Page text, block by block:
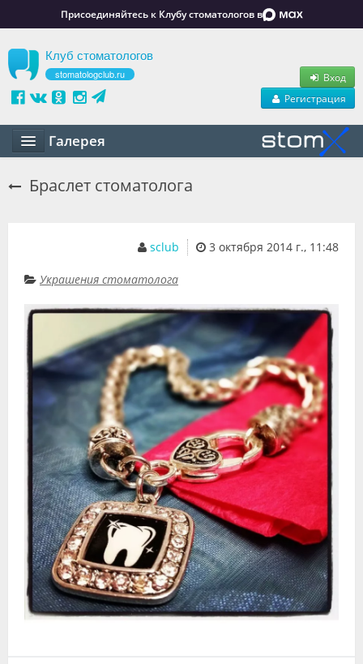
Присоединяйтесь к Клубу стоматологов в
Клуб стоматологов
stomatologclub.ru
Вход
Регистрация
Галерея
Вакансии
Резюме
Объявления
Видео
Форум
Клиники
Специалисты
Галерея
Блоги
Лаборатории
Браслет стоматолога
3 октября 2014 г., 11:48
sclub
Украшения стоматолога